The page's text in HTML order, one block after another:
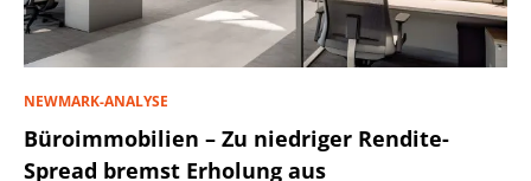
NEWMARK-ANALYSE
Büroimmobilien – Zu niedriger Rendite-
Spread bremst Erholung aus